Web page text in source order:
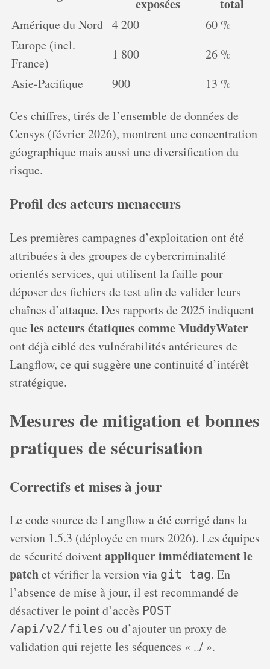
exposées total
Amérique du Nord 4 200
60 %
Europe (incl.
France)
1 800
26 %
Asie-Pacifique
900
13 %
Ces chiffres, tirés de l’ensemble de données de
Censys (février 2026), montrent une concentration
géographique mais aussi une diversification du
risque.
Profil des acteurs menaceurs
Les premières campagnes d’exploitation ont été
attribuées à des groupes de cybercriminalité
orientés services, qui utilisent la faille pour
déposer des fichiers de test afin de valider leurs
chaînes d’attaque. Des rapports de 2025 indiquent
que les acteurs étatiques comme MuddyWater
ont déjà ciblé des vulnérabilités antérieures de
Langflow, ce qui suggère une continuité d’intérêt
stratégique.
Mesures de mitigation et bonnes
pratiques de sécurisation
Correctifs et mises à jour
Le code source de Langflow a été corrigé dans la
version 1.5.3 (déployée en mars 2026). Les équipes
de sécurité doiventappliquer immédiatement le
patchet vérifier la version via git tag. En
l’absence de mise à jour, il est recommandé de
désactiver le point d’accès POST
/api/v2/files ou d’ajouter un proxy de
validation qui rejette les séquences « ../ ».